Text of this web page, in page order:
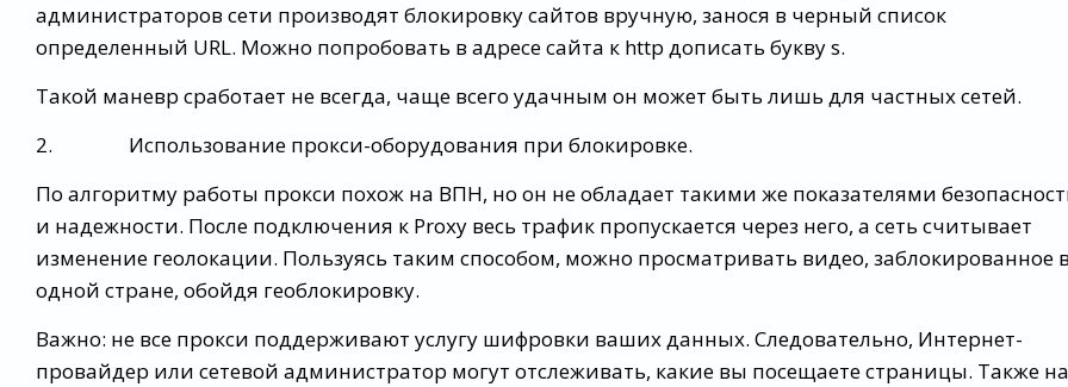
администраторов сети производят блокировку сайтов вручную, занося в черный список
определенный URL. Можно попробовать в адресе сайта к http дописать букву s.
Такой маневр сработает не всегда, чаще всего удачным он может быть лишь для частных сетей.
2. Использование прокси-оборудования при блокировке.
По алгоритму работы прокси похож на ВПН, но он не обладает такими же показателями
и надежности. После подключения к Proxy весь трафик пропускается через него, а сеть считывает
изменение геолокации. Пользуясь таким способом, можно просматривать видео, заблокированное
одной стране, обойдя геоблокировку.
Важно: не все прокси поддерживают услугу шифровки ваших данных. Следовательно, Интернет-
провайдер или сетевой администратор могут отслеживать, какие вы посещаете страницы. Также на